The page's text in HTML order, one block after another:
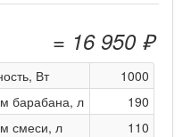
= 16 950 ₽
Вт
1000
барабана, л
190
смеси, л
110